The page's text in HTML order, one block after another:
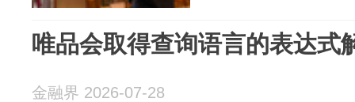
唯品会取得查询语言的表达式
金融界 2026-07-28